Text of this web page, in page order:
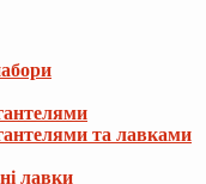
та лавками
лавки